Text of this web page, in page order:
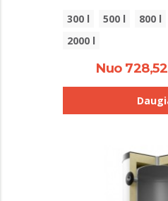
300 l 500 l 800 l
2000 l
Nuo